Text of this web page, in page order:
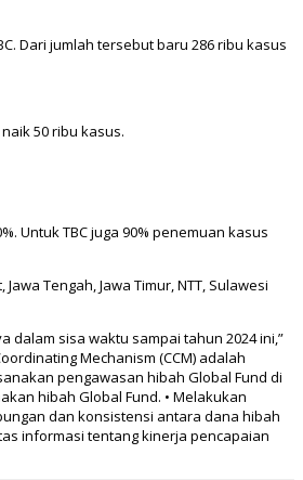
Dari jumlah tersebut baru 286 ribu kasus
50 ribu kasus.
Untuk TBC juga 90% penemuan kasus
Tengah, Jawa Timur, NTT, Sulawesi
dalam sisa waktu sampai tahun 2024 ini,”
Mechanism (CCM) adalah
pengawasan hibah Global Fund di
hibah Global Fund. • Melakukan
dan konsistensi antara dana hibah
informasi tentang kinerja pencapaian